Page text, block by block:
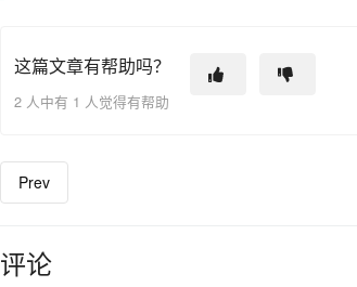
这篇文章有帮助吗？
2 人中有 1 人觉得有帮助
Prev
评论